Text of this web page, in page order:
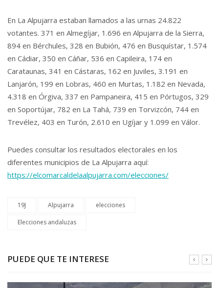
En La Alpujarra estaban llamados a las urnas 24.822
votantes. 371 en Almegíjar, 1.696 en Alpujarra de la Sierra,
894 en Bérchules, 328 en Bubión, 476 en Busquístar, 1.574
en Cádiar, 350 en Cáñar, 536 en Capileira, 174 en
Carataunas, 341 en Cástaras, 162 en Juviles, 3.191 en
Lanjarón, 199 en Lobras, 460 en Murtas, 1.182 en Nevada,
4.318 en Órgiva, 337 en Pampaneira, 415 en Pórtugos, 329
en Soportújar, 782 en La Tahá, 739 en Torvizcón, 744 en
Trevélez, 403 en Turón, 2.610 en Ugíjar y 1.099 en Válor.
Puedes consultar los resultados electorales en los
diferentes municipios de La Alpujarra aquí:
https://elcomarcaldelaalpujarra.com/elecciones/
19J Alpujarra elecciones
Elecciones andaluzas
PUEDE QUE TE INTERESE